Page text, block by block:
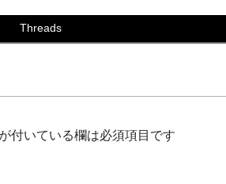
Threads
が付いている欄は必須項目です